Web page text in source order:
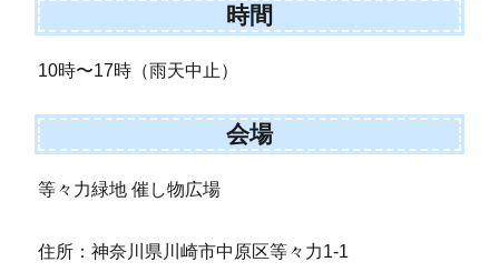
時間
10時〜17時（雨天中止）
会場
等々力緑地 催し物広場
住所：神奈川県川崎市中原区等々力1-1